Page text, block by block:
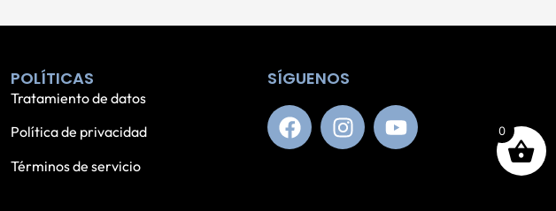
POLÍTICAS
Tratamiento de datos
Política de privacidad
Términos de servicio
SÍGUENOS
0